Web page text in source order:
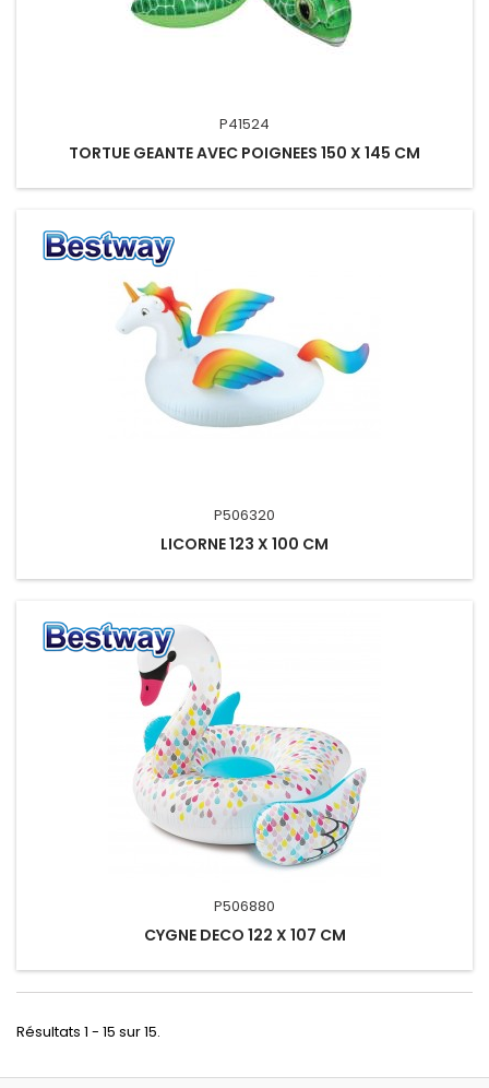
P41524
TORTUE GEANTE AVEC POIGNEES 150 X 145 CM
P506320
LICORNE 123 X 100 CM
P506880
CYGNE DECO 122 X 107 CM
Résultats 1 - 15 sur 15.